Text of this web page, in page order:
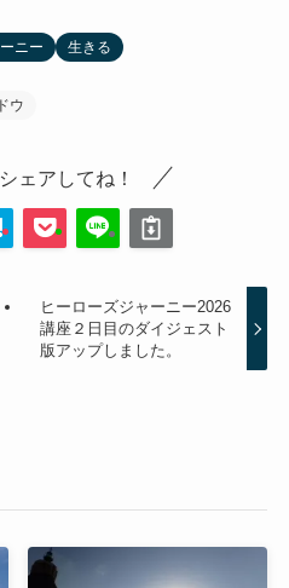
ニー
生きる
ウ
ェアしてね！
ヒーローズジャーニー2026
講座２日目のダイジェスト
版アップしました。